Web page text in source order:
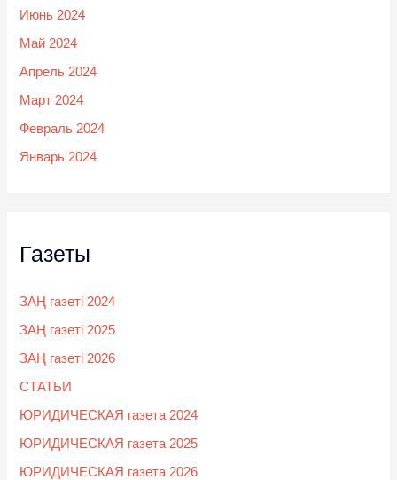
Июнь 2024
Май 2024
Апрель 2024
Март 2024
Февраль 2024
Январь 2024
Газеты
ЗАҢ газеті 2024
ЗАҢ газеті 2025
ЗАҢ газеті 2026
СТАТЬИ
ЮРИДИЧЕСКАЯ газета 2024
ЮРИДИЧЕСКАЯ газета 2025
ЮРИДИЧЕСКАЯ газета 2026